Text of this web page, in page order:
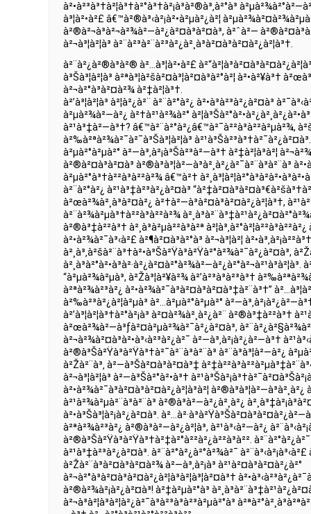
à²•à²³à³†à²¦à³†à²°à³†à²¡à³à²®à³‚à²°à³
à³¦à²•à²£ â€™à²®à³‹à²¡à²•à²µà²¿à²¦
à²®à²¬à³à²¬à²¾à²—à²¿à²¤à³à²¤à³, à²ˆà²—
à²¬à³¦à²¦à³ à²¨à²³à²¨à²³à²¿à²¸à³à²¤à³à²¤à²¿à²¦à³†.
à²¨à²¿à²®à³à²® à²…à³¦à²•à²£
à³Šà³¦à²¦à³ à²ªà³¦à²šà²¤à³¦à²¤à³à²°à²¦ à²•à²¥à³†
à²¬à²°à³à²¤à²¾ à²‡à²¦à³†.
à²’à³¦à²¦à³ à²¦à²¿à²¨ à²¨à²°à²¿ à²•à³à²³à²¿à²¤à³
à²µà²¾à²—à²¿ à²†à²¹à²¾à²°
à²¹à³‡à²—à³†? â€™à²¨à²°à²¿â€™à²¯à²²à³à²²à²µà²¾,
à²‰à²ªà²¾à²¯à²¯à³Šà³¦à²¦à³
à²µà²°à²µà²° à²—à³‚à²¡à³Šà²³à²—à³† à²‡à²¦à³à²¦
à²®à²¤à³à²¤à³ à²®à³à³¦à²—à³à²¸à²¿à²¯à²¨à³à²¨à³
à²µà²°à³†à²²à³à²²à²¾ â€™à²†
à²¨à²°à²¿ à²¹à³‡à²³à²¿à²¤à³
à²œà²¾à²¸à³à²¤à²¿ à²†à²—à³à²¤à³à²¤à²¿à²¦à³†,
à²¨à²¾à²µà³†à²²à³à²²à²¾
à²®à³‡à²²à³† à²¸à³à²µà²²à³à²ª
à²•à²¾à²¯à³‹à²£ à²¶à²¤à³à²°à³ à²¬à³¦à²¦ à²•à³‚à²¡à²²à³†
à²¸à³‚à²šà²¨à³†à²•à³Šà²Ÿà³à²Ÿà²°à²¾à²¯à²¿à²¤à³,
à²¸à³à²°à²•à³à²·à²¿à²¤à²°à²¾à²—à²¿à²°à²¬à²¹à³à²¦à³.
“à²µà²¾à²µà³, à²Žà³¦à²¥à²¾ à²’à²³à³à²³à³†
à²ªà²¾à²³à²¿ à²•à²¾à²¯à³à²¤à³à²¤à³‡à²¨à³†”
à²‰à²³à²¿à²¦à²µà³ à²…à²µà²°à²µà²° à²—à³‚à²¡à²¿à²—à³†
à²’à³¦à²¦à³†à²°à²¡à³ à²¤à²¾à²¸à²¿à²¨ à²®à³‡à²²à³†
à²œà²¾à²—à³ƒà²¤à²µà²¾à²¯à²¿à²¤à³,
à²¬à²¾à²¤à³à²•à³‹à²³à²¿à²¯ à²—à³‚à²¡à²¿à²—à³†
à²®à³Šà²Ÿà³à²Ÿà³†à²¯à²¨à³à²¨à³ à²¨à³à³¦à²—à²¿
à²Žà²¨à³‚ à²—à³Šà²¤à³à²¤à³‡
à²¬à³¦à²¦à³ à²—à³Šà²°à²•à³†
à²•à²¾à²¯à³à²¤à³à²¤à²¿à²¦à³à²¦
à²¹à²¾à²µà²¨à³à²¨à³ à²®à³à²—à²¿à²¸à²¿
à²•à³Šà³¦à²¡à²¿à²¤à³.
à²ªà²¾à²³à²¿ à²®à³à²—à²¿à²¦à³, à²¹à³‹à²—à²¿
à²®à³Šà²Ÿà³à²Ÿà³†à²‡à²°à²²à²¿à²²à³à²². à²¨à²°à²¿à²¯
à²¹à³‡à²³à²¿à²¤à³. à²¨à²°à²¿à²°à²¾à²¯
à²Žà²¨à³à²¤à³à²¤à²¾ à²—à³‚à²¡à³ à²¹à²¤à³à²¤à²¿à²°
à²¬à²°à³à²¤à³à²¤à²¿à²¦à³à²¦à³¦à²¤à³†
à²®à²¾à²¡à²¿à²¤à³! à²‡à²µà²°à³
à²¬à³à²¦à³à²¦à²¿à²¯à³à²³à³à²³à²µà²°à³